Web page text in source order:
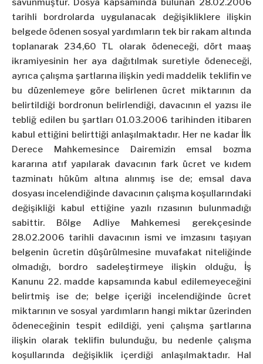
savunmuştur. Dosya kapsamında bulunan 28.02.2006
tarihli bordrolarda uygulanacak değişikliklere ilişkin
belgede ödenen sosyal yardımların tek bir rakam altında
toplanarak 234,60 TL olarak ödeneceği, dört maaş
ikramiyesinin her aya dağıtılmak suretiyle ödeneceği,
ayrıca çalışma şartlarına ilişkin yedi maddelik teklifin ve
bu düzenlemeye göre belirlenen ücret miktarının da
belirtildiği bordronun belirlendiği, davacının el yazısı ile
tebliğ edilen bu şartları 01.03.2006 tarihinden itibaren
kabul ettiğini belirttiği anlaşılmaktadır. Her ne kadar İlk
Derece Mahkemesince Dairemizin emsal bozma
kararına atıf yapılarak davacının fark ücret ve kıdem
tazminatı hüküm altına alınmış ise de; emsal dava
dosyası incelendiğinde davacının çalışma koşullarındaki
değişikliği kabul ettiğine yazılı rızasının bulunmadığı
sabittir. Bölge Adliye Mahkemesi gerekçesinde
28.02.2006 tarihli davacının ismi ve imzasını taşıyan
belgenin ücretin düşürülmesine muvafakat niteliğinde
olmadığı, bordro sadeleştirmeye ilişkin olduğu, İş
Kanunu 22. madde kapsamında kabul edilemeyeceğini
belirtmiş ise de; belge içeriği incelendiğinde ücret
miktarının ve sosyal yardımların hangi miktar üzerinden
ödeneceğinin tespit edildiği, yeni çalışma şartlarına
ilişkin olarak teklifin bulunduğu, bu nedenle çalışma
koşullarında değişiklik içerdiği anlaşılmaktadır. Hal